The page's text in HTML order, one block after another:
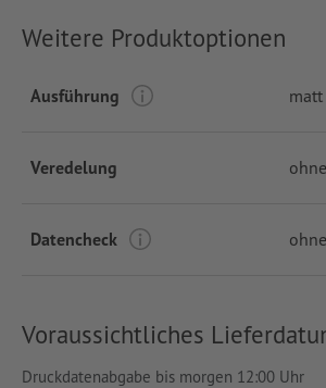
Weitere Produktoptionen
Ausführung
Veredelung
Datencheck
Voraussichtliches
Druckdatenabgabe bis morgen 12:00 Uhr